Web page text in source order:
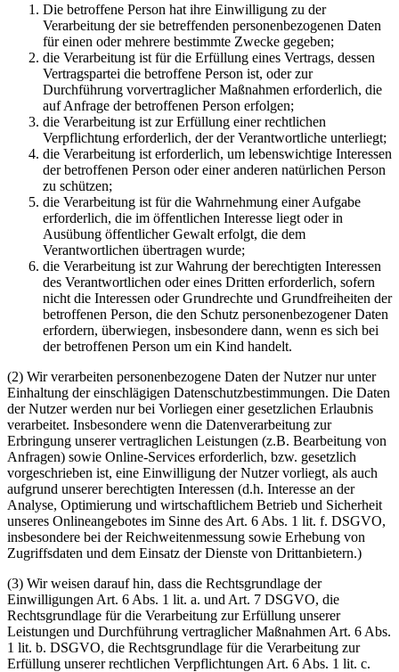
Die betroffene Person hat ihre Einwilligung zu der
Verarbeitung der sie betreffenden personenbezogenen Daten
für einen oder mehrere bestimmte Zwecke gegeben;
die Verarbeitung ist für die Erfüllung eines Vertrags, dessen
Vertragspartei die betroffene Person ist, oder zur
Durchführung vorvertraglicher Maßnahmen erforderlich, die
auf Anfrage der betroffenen Person erfolgen;
die Verarbeitung ist zur Erfüllung einer rechtlichen
Verpflichtung erforderlich, der der Verantwortliche unterliegt;
die Verarbeitung ist erforderlich, um lebenswichtige Interessen
der betroffenen Person oder einer anderen natürlichen Person
zu schützen;
die Verarbeitung ist für die Wahrnehmung einer Aufgabe
erforderlich, die im öffentlichen Interesse liegt oder in
Ausübung öffentlicher Gewalt erfolgt, die dem
Verantwortlichen übertragen wurde;
die Verarbeitung ist zur Wahrung der berechtigten Interessen
des Verantwortlichen oder eines Dritten erforderlich, sofern
nicht die Interessen oder Grundrechte und Grundfreiheiten der
betroffenen Person, die den Schutz personenbezogener Daten
erfordern, überwiegen, insbesondere dann, wenn es sich bei
der betroffenen Person um ein Kind handelt.
(2) Wir verarbeiten personenbezogene Daten der Nutzer nur unter
Einhaltung der einschlägigen Datenschutzbestimmungen. Die Daten
der Nutzer werden nur bei Vorliegen einer gesetzlichen Erlaubnis
verarbeitet. Insbesondere wenn die Datenverarbeitung zur
Erbringung unserer vertraglichen Leistungen (z.B. Bearbeitung von
Anfragen) sowie Online-Services erforderlich, bzw. gesetzlich
vorgeschrieben ist, eine Einwilligung der Nutzer vorliegt, als auch
aufgrund unserer berechtigten Interessen (d.h. Interesse an der
Analyse, Optimierung und wirtschaftlichem Betrieb und Sicherheit
unseres Onlineangebotes im Sinne des Art. 6 Abs. 1 lit. f. DSGVO,
insbesondere bei der Reichweitenmessung sowie Erhebung von
Zugriffsdaten und dem Einsatz der Dienste von Drittanbietern.)
(3) Wir weisen darauf hin, dass die Rechtsgrundlage der
Einwilligungen Art. 6 Abs. 1 lit. a. und Art. 7 DSGVO, die
Rechtsgrundlage für die Verarbeitung zur Erfüllung unserer
Leistungen und Durchführung vertraglicher Maßnahmen Art. 6 Abs.
1 lit. b. DSGVO, die Rechtsgrundlage für die Verarbeitung zur
Erfüllung unserer rechtlichen Verpflichtungen Art. 6 Abs. 1 lit. c.